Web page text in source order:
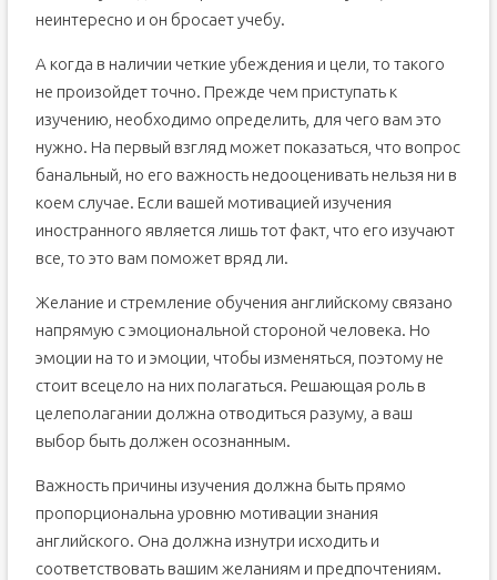
неинтересно и он бросает учебу.
А когда в наличии четкие убеждения и цели, то такого
не произойдет точно. Прежде чем приступать к
изучению, необходимо определить, для чего вам это
нужно. На первый взгляд может показаться, что вопрос
банальный, но его важность недооценивать нельзя ни в
коем случае. Если вашей мотивацией изучения
иностранного является лишь тот факт, что его изучают
все, то это вам поможет вряд ли.
Желание и стремление обучения английскому связано
напрямую с эмоциональной стороной человека. Но
эмоции на то и эмоции, чтобы изменяться, поэтому не
стоит всецело на них полагаться. Решающая роль в
целеполагании должна отводиться разуму, а ваш
выбор быть должен осознанным.
Важность причины изучения должна быть прямо
пропорциональна уровню мотивации знания
английского. Она должна изнутри исходить и
соответствовать вашим желаниям и предпочтениям.